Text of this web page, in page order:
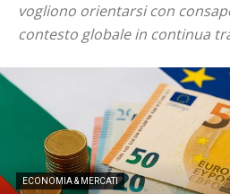
vogliono orientarsi con
contesto globale in continua
ECONOMIA & MERCATI